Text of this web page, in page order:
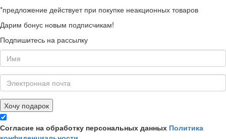
*предложение действует при покупке неакционных товаров
Дарим бонус новым подписчикам!
Подпишитесь на рассылку
Хочу подарок
Согласие на обработку персональных данных Политика